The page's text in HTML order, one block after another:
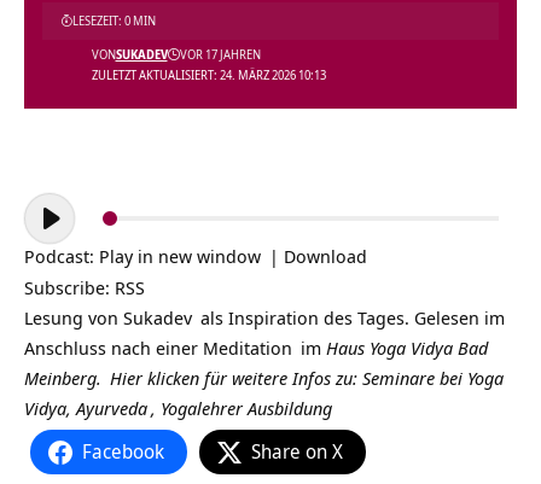
ZULETZT AKTUALISIERT: 24. MÄRZ 2026 10:13
VONSUKADEV VOR 17 JAHREN
LESEZEIT: 0 MIN
Audio-
Player
Podcast: Play in new window | Download
Subscribe: RSS
Lesung von Sukadev als Inspiration des Tages. Gelesen im
Anschluss nach einer Meditation im Haus Yoga Vidya Bad
Meinberg. Hier klicken für weitere Infos zu: Seminare bei Yoga
Vidya,Ayurveda, Yogalehrer Ausbildung
Facebook Share on X